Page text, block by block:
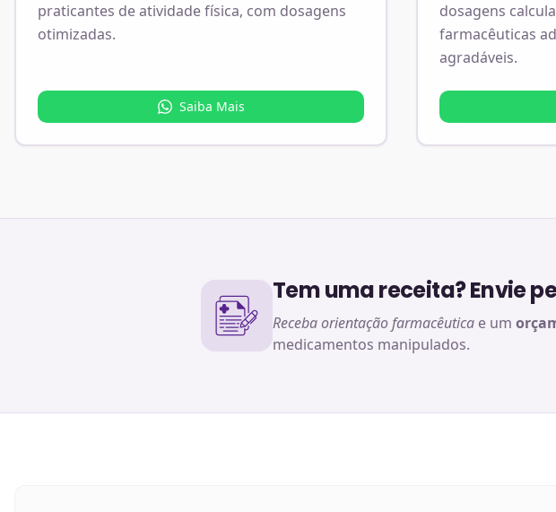
praticantes de atividade física, com dosagens
otimizadas.
Saiba Mais
dosagens
farmacêuticas
agradáveis.
Tem uma receita? Envie
Receba orientação farmacêutica e um
medicamentos manipulados.